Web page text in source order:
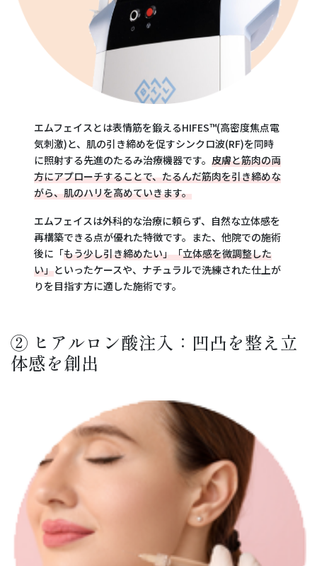
エムフェイスとは表情筋を鍛えるHIFES™(高密度焦点電
気刺激)と、肌の引き締めを促すシンクロ波(RF)を同時
に照射する先進のたるみ治療機器です。皮膚と筋肉の両
方にアプローチすることで、たるんだ筋肉を引き締めな
がら、肌のハリを高めていきます。
エムフェイスは外科的な治療に頼らず、自然な立体感を
再構築できる点が優れた特徴です。また、他院での施術
後に「もう少し引き締めたい」「立体感を微調整した
い」といったケースや、ナチュラルで洗練された仕上が
りを目指す方に適した施術です。
② ヒアルロン酸注入：凹凸を整え立
体感を創出